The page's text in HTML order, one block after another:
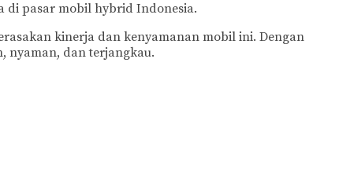
di pasar mobil hybrid Indonesia.
kinerja dan kenyamanan mobil ini. Dengan
nyaman, dan terjangkau.